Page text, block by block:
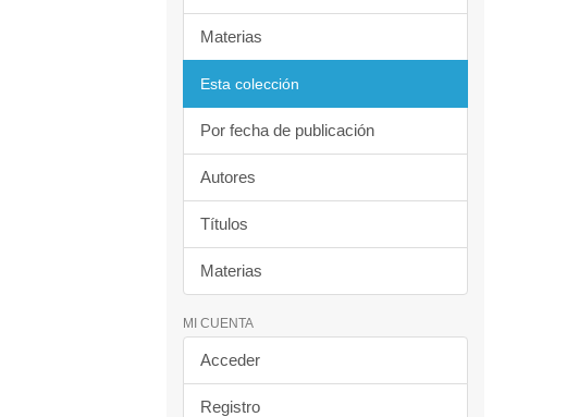
Materias
Esta colección
Por fecha de publicación
Autores
Títulos
Materias
MI CUENTA
Acceder
Registro